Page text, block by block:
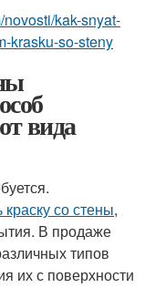
kak-snyat-
krasku-so-steny
вида
краску со стены,
В продаже
типов
их с поверхности